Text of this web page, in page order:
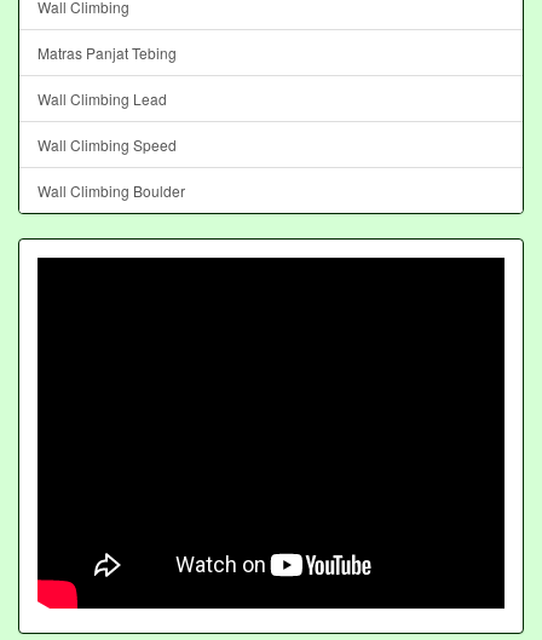
Wall Climbing
Matras Panjat Tebing
Wall Climbing Lead
Wall Climbing Speed
Wall Climbing Boulder